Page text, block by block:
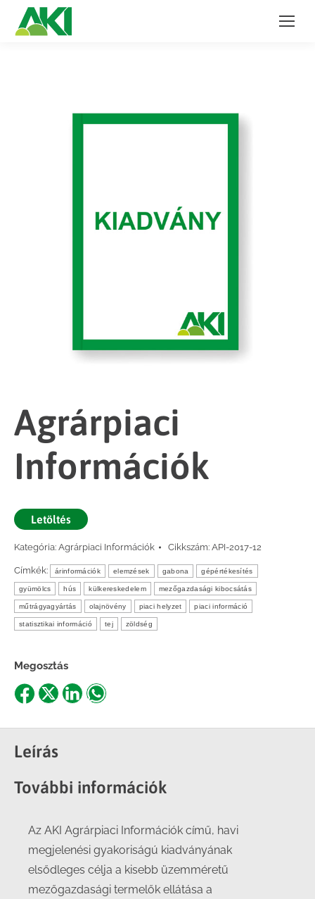
Agrárpiaci
Információk
Letöltés
Kategória: Agrárpiaci Információk Cikkszám: API-2017-12
Címkék: árinformációk elemzések gabona gépértékesítés
gyümölcs hús külkereskedelem mezőgazdasági kibocsátás
műtrágyagyártás olajnövény piaci helyzet piaci információ
statisztikai információ tej zöldség
Megosztás
Share
Facebook
Share
X
ShareShare
Leírás
További információk
Az AKI Agrárpiaci Információk című, havi
megjelenési gyakoriságú kiadványának
elsődleges célja a kisebb üzemméretű
mezőgazdasági termelők ellátása a